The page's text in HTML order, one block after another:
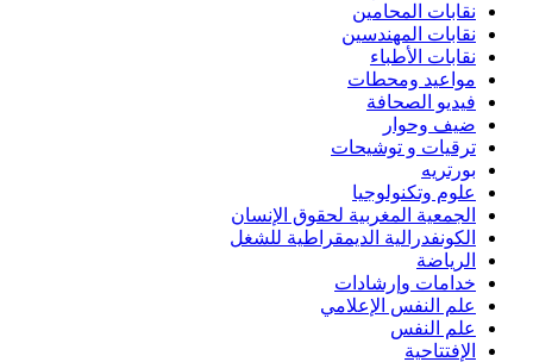
نقابات المحامين
نقابات المهندسين
نقابات الأطباء
مواعيد ومحطات
فيديو الصحافة
ضيف وحوار
ترقيات و توشيحات
بورتريه
علوم وتكنولوجيا
الجمعية المغربية لحقوق الإنسان
الكونفدرالية الديمقراطية للشغل
الرياضة
خدامات وإرشادات
علم النفس الإعلامي
علم النفس
الإفتتاحية